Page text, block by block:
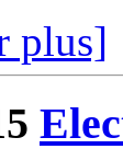
plus]